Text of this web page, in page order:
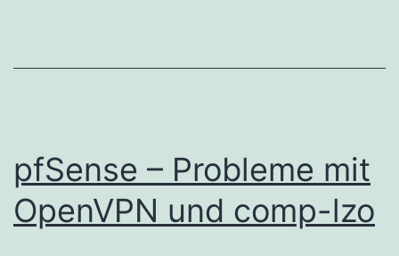
pfSense – Probleme mit
OpenVPN und comp-lzo